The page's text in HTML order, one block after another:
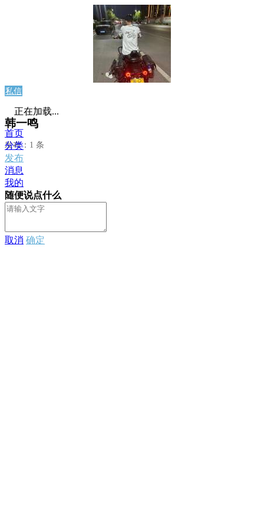
私信
韩一鸣
发布：1 条
正在加载...
首页
分类
发布
消息
我的
随便说点什么
取消 确定